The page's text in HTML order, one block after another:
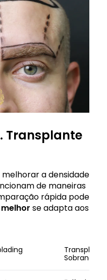
Transplante
a densidade
de maneiras
rápida pode
melhor se adapta aos